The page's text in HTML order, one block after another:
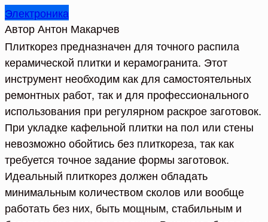
Электроника
АвторАнтон Макарчев
Плиткорез предназначен для точного распила
керамической плитки и керамогранита. Этот
инструмент необходим как для самостоятельных
ремонтных работ, так и для профессионального
использования при регулярном раскрое заготовок.
При укладке кафельной плитки на пол или стены
невозможно обойтись без плиткореза, так как
требуется точное задание формы заготовок.
Идеальный плиткорез должен обладать
минимальным количеством сколов или вообще
работать без них, быть мощным, стабильным и